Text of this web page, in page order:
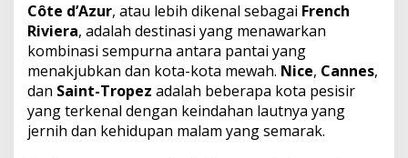
Côte d’Azur, atau lebih dikenal sebagai French
Riviera, adalah destinasi yang menawarkan
kombinasi sempurna antara pantai yang
menakjubkan dan kota-kota mewah. Nice, Cannes,
dan Saint-Tropez adalah beberapa kota pesisir
yang terkenal dengan keindahan lautnya yang
jernih dan kehidupan malam yang semarak.